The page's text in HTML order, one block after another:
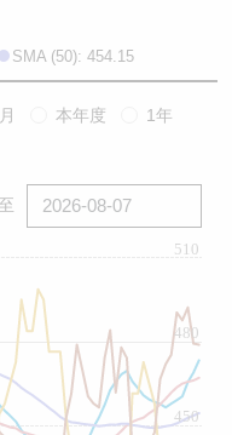
SMA (50): 454.15
本年度 1年
至
480
450
510